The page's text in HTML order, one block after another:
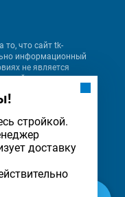
что сайт tk-
информационный
не является
положениями
стройкой.
доставку